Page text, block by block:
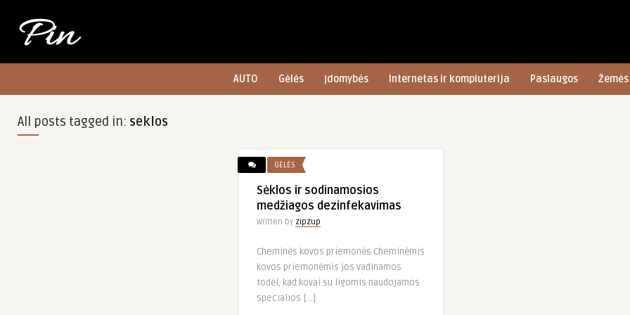
AUTO Gėlės Įdomybės Internetas ir kompiuterija Paslaugos
All posts tagged in: seklos
GĖLĖS
Sėklos ir sodinamosios
medžiagos dezinfekavimas
Written by zipzup
Cheminės kovos priemonės Cheminėmis
kovos priemonėmis jos vadinamos
todėl, kad kovai su ligomis naudojamos
specialios […]